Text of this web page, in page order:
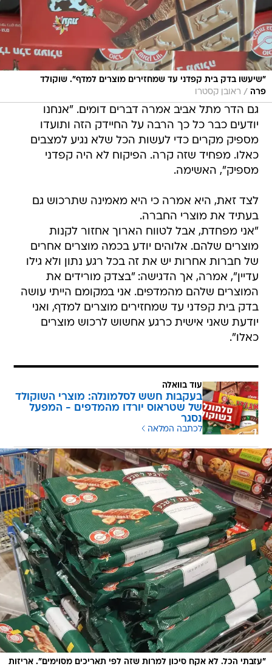
"שיעשו בדק בית קפדני עד שמחזירים מוצרים למדף". שוקולד
פרה / ראובן קסטרו
גם הדר מתל אביב אמרה דברים דומים. "אנחנו
יודעים כבר כל כך הרבה על החיידק הזה ותועדו
מספיק מקרים כדי לעשות הכל שלא נגיע למצבים
כאלו. מפחיד שזה קרה. הפיקוח לא היה קפדני
מספיק", האשימה.
לצד זאת, היא אמרה כי היא מאמינה שתרכוש גם
בעתיד את מוצרי החברה.
"אני מפחדת, אבל לטווח הארוך אחזור לקנות
מוצרים שלהם. אלוהים יודע בכמה מוצרים אחרים
של חברות אחרות יש את זה בכל רגע נתון ולא גילו
עדיין", אמרה, אך הדגישה: "בצדק מורידים את
המוצרים שלהם מהמדפים. אני במקומם הייתי עושה
בדק בית קפדני עד שמחזירים מוצרים למדף, ואני
יודעת שאני אישית כרגע אחשוש לרכוש מוצרים
כאלו".
עוד בוואלה
בעקבות חשש לסלמונלה: מוצרי השוקולד
של שטראוס יורדו מהמדפים - המפעל
נסגר
לכתבה המלאה
"עזבתי הכל. לא אקח סיכון למרות שזה לפי תאריכים מסוימים". אריזות